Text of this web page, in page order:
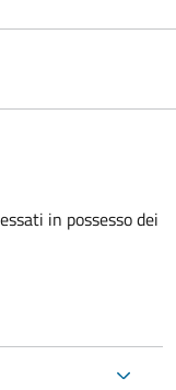
in possesso dei